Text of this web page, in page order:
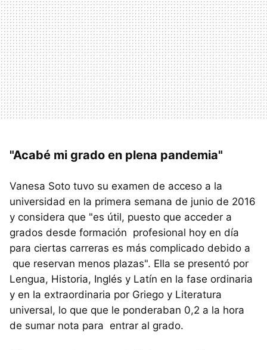
"Acabé mi grado en plena pandemia"
Vanesa Soto tuvo su examen de acceso a la
universidad en la primera semana de junio de 2016
y considera que "es útil, puesto que acceder a
grados desde formación profesional hoy en día
para ciertas carreras es más complicado debido a
que reservan menos plazas". Ella se presentó por
Lengua, Historia, Inglés y Latín en la fase ordinaria
y en la extraordinaria por Griego y Literatura
universal, lo que que le ponderaban 0,2 a la hora
de sumar nota para entrar al grado.